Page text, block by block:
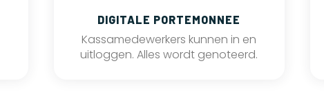
DIGITALE PORTEMONNEE
Kassamedewerkers kunnen in en
uitloggen. Alles wordt genoteerd.